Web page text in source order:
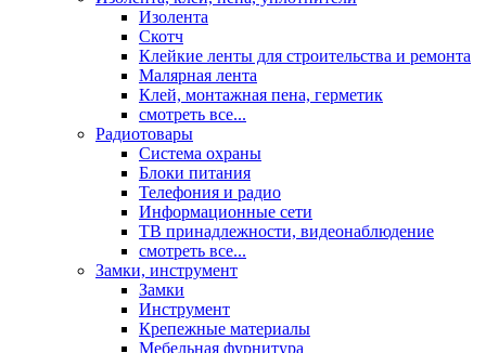
Изолента
Скотч
Клейкие ленты для строительства и ремонта
Малярная лента
Клей, монтажная пена, герметик
смотреть все...
Радиотовары
Система охраны
Блоки питания
Телефония и радио
Информационные сети
ТВ принадлежности, видеонаблюдение
смотреть все...
Замки, инструмент
Замки
Инструмент
Крепежные материалы
Мебельная фурнитура